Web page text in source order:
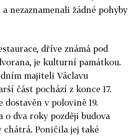
nezaznamenali žádné pohyby
dříve známá pod
je kulturní památkou.
majiteli Václavu
část pochází z konce 17.
dostavěn v polovině 19.
o dva roky později budova
chátrá. Poničila jej také